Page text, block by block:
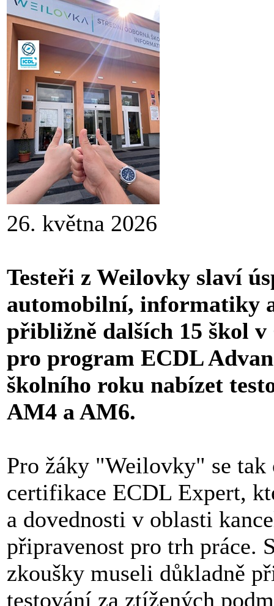
26. května 2026
Testeři z Weilovky slaví
automobilní, informatiky
přibližně dalších 15 škol
pro program ECDL
školního roku nabízet
AM4 a AM6.
Pro žáky "Weilovky" se
certifikace ECDL Expert,
a dovednosti v oblasti
připravenost pro trh práce.
zkoušky museli důkladně
testování za ztížených